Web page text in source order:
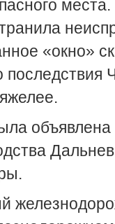
«окно»
последствия
объявлена